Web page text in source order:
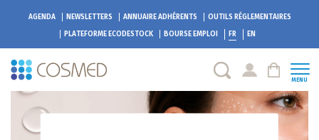
AGENDA NEWSLETTERS ANNUAIRE ADHÉRENTS
OUTILS RÉGLEMENTAIRES
PLATEFORME ECODESTOCK BOURSE EMPLOI FR EN
MENU